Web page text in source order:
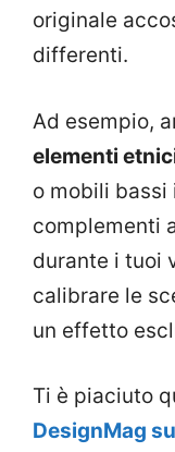
originale
differenti.
Ad esempio,
elementi
o mobili bassi
complementi
durante i tuoi
calibrare le
un effetto
Ti è piaciuto
DesignMag